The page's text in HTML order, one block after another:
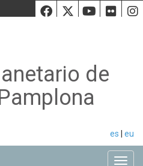
Facebook
Twiiter
de
es eu